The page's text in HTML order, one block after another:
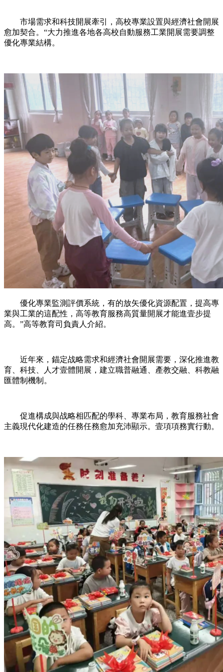
市場需求和科技開展牽引，高校專業設置與經濟社會開展
愈加契合。“大力推進各地各高校自動服務工業開展需要調整
優化專業結構。
優化專業監測評價系統，有的放矢優化資源配置，提高專
業與工業的這配性，高等教育服務高質量開展才能進壹步提
高。”高等教育司負責人介紹。
近年來，錨定战略需求和經濟社會開展需要，深化推進教
育、科技、人才壹體開展，建立職普融通、產教交融、科教融
匯體制機制。
促進構成與战略相匹配的學科、專業布局，教育服務社會
主義現代化建造的任務任務愈加充沛顯示。壹項項務實行動。